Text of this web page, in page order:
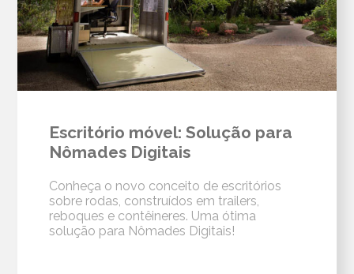
Escritório móvel: Solução para
Nômades Digitais
Conheça o novo conceito de escritórios
sobre rodas, construídos em trailers,
reboques e contêineres. Uma ótima
solução para Nômades Digitais!